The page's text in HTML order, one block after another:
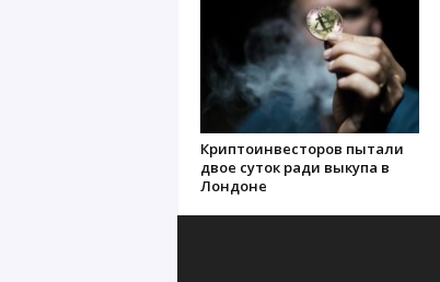
Криптоинвесторов пытали
двое суток ради выкупа в
Лондоне